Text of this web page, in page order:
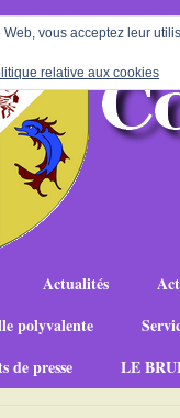
Actualités
polyvalente
de presse
LE
vous acceptez leur
relative aux cookies